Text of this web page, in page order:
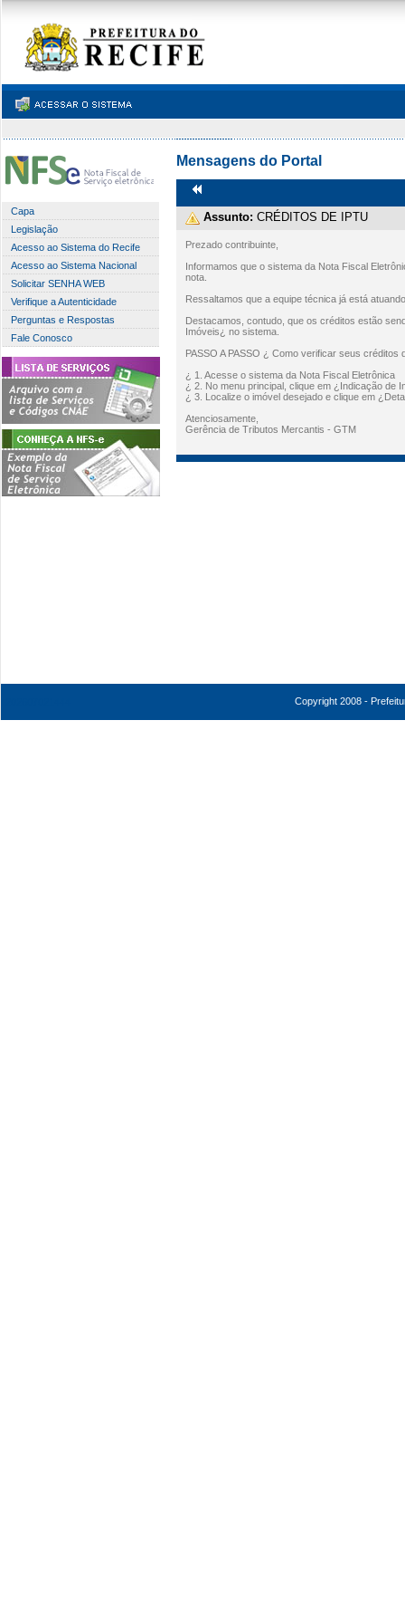
Capa
Legislação
Acesso ao Sistema do Recife
Acesso ao Sistema Nacional
Solicitar SENHA WEB
Verifique a Autenticidade
Perguntas e Respostas
Fale Conosco
Mensagens do Portal
Assunto: CRÉDITOS DE IPTU
Prezado contribuinte,
Informamos que o sistema da Nota Fiscal
nota.
Ressaltamos que a equipe técnica já está
Destacamos, contudo, que os créditos estão
Imóveis¿ no sistema.
PASSO A PASSO ¿ Como verificar seus créditos
¿ 1. Acesse o sistema da Nota Fiscal Eletrônica
¿ 2. No menu principal, clique em ¿Indicação de
¿ 3. Localize o imóvel desejado e clique em
Atenciosamente,
Gerência de Tributos Mercantis - GTM
Copyright 2008 -